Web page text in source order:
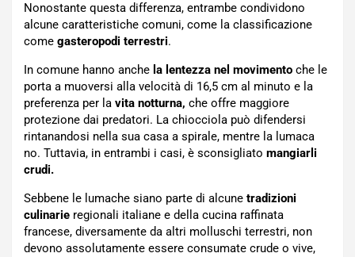
Nonostante questa differenza, entrambe condividono
alcune caratteristiche comuni, come la classificazione
come gasteropodi terrestri.
In comune hanno anche la lentezza nel movimento che le
porta a muoversi alla velocità di 16,5 cm al minuto e la
preferenza per la vita notturna, che offre maggiore
protezione dai predatori. La chiocciola può difendersi
rintanandosi nella sua casa a spirale, mentre la lumaca
no. Tuttavia, in entrambi i casi, è sconsigliato mangiarli
crudi.
Sebbene le lumache siano parte di alcune tradizioni
culinarie regionali italiane e della cucina raffinata
francese, diversamente da altri molluschi terrestri, non
devono assolutamente essere consumate crude o vive,